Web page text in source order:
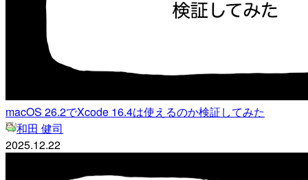
macOS 26.2でXcode 16.4は使えるのか検証してみた
和田 健司
2025.12.22